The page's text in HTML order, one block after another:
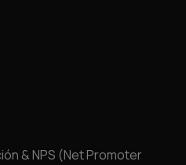
& NPS (Net Promoter